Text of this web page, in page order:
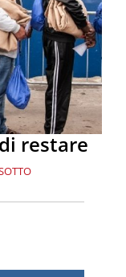
restare